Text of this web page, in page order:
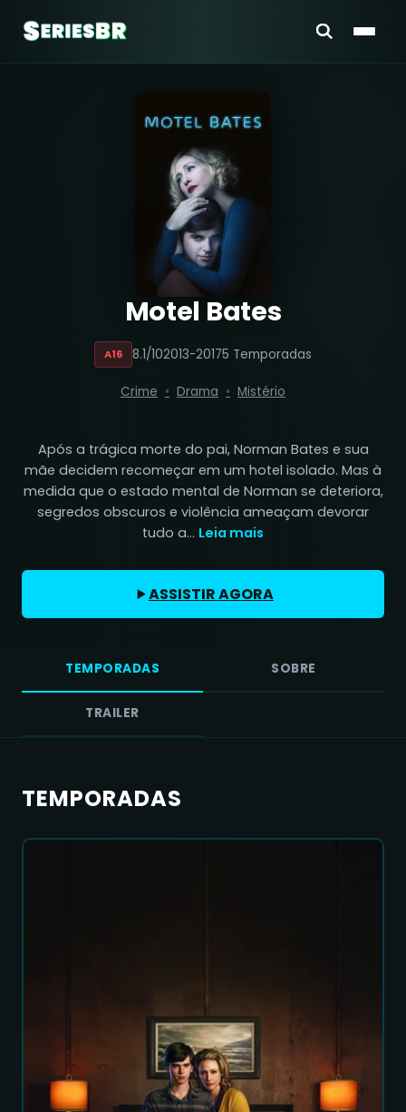
Motel Bates
A16 8.1/102013-20175 Temporadas
Crime Drama Mistério
Após a trágica morte do pai, Norman Bates e sua
mãe decidem recomeçar em um hotel isolado. Mas à
medida que o estado mental de Norman se deteriora,
segredos obscuros e violência ameaçam devorar
tudo a... Leia mais
ASSISTIR AGORA
TEMPORADAS SOBRE
TRAILER
TEMPORADAS